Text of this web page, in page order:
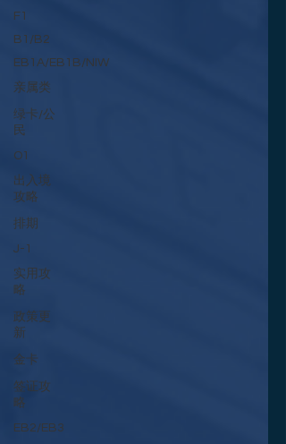
F1
B1/B2
EB1A/EB1B/NIW
亲属类
绿卡/公
民
O1
出入境
攻略
排期
J-1
实用攻
略
政策更
新
金卡
签证攻
略
EB2/EB3